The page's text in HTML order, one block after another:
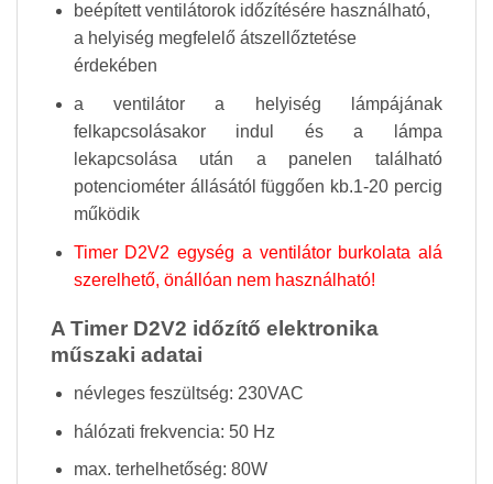
beépített ventilátorok időzítésére használható,
a helyiség megfelelő átszellőztetése
érdekében
a ventilátor a helyiség lámpájának
felkapcsolásakor indul és a lámpa
lekapcsolása után a panelen található
potenciométer állásától függően kb.1-20 percig
működik
Timer D2V2 egység a ventilátor burkolata alá
szerelhető, önállóan nem használható!
A Timer D2V2 időzítő elektronika
műszaki adatai
névleges feszültség: 230VAC
hálózati frekvencia: 50 Hz
max. terhelhetőség: 80W